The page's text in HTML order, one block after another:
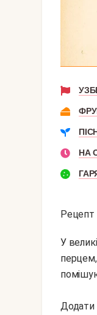
НА
Рецепт
У великій каструлі розтопити масло на середньому вогні. Додати цибулю, приправити сіллю і
перцем,
Додати